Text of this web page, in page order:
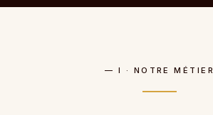
— I · NOTRE MÉTIER